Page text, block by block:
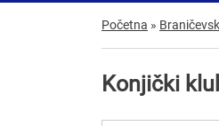
Početna »
Konjički